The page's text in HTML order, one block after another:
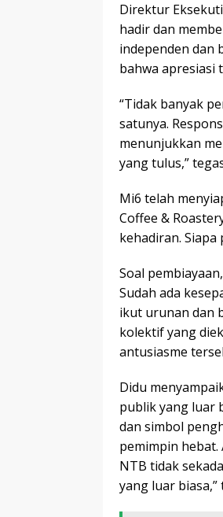
Direktur
hadir dan
independen dan
bahwa apresiasi
“Tidak banyak
satunya.
menunjukkan
yang tulus,”
Mi6 telah
Coffee &
kehadiran.
Soal
Sudah ada
ikut urunan dan
kolektif yang
antusiasme
Didu
publik yang luar
dan simbol
pemimpin
NTB tidak
yang luar